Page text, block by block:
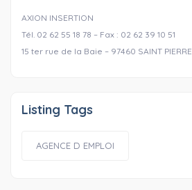
AXION INSERTION
Tél. 02 62 55 18 78 – Fax : 02 62 39 10 51
15 ter rue de la Baie – 97460 SAINT PIERRE
Listing Tags
AGENCE D EMPLOI